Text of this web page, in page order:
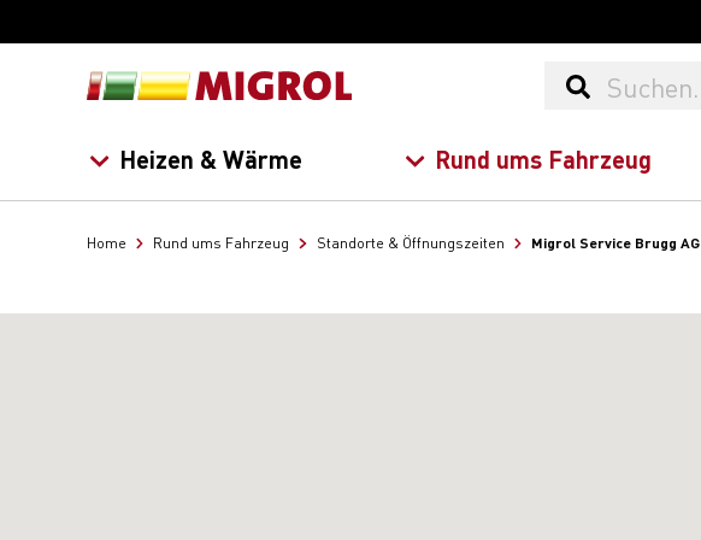
Heizen & Wärme Rund ums Fahrzeug
Home Rund ums Fahrzeug Standorte & Öffnungszeiten Migrol Service Brugg AG